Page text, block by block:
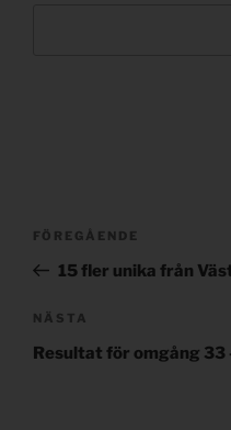
Post
Föregående
inlägg
FÖREGÅENDE
15 fler unika från
Nästa
inlägg
NÄSTA
Resultat för omgång 33